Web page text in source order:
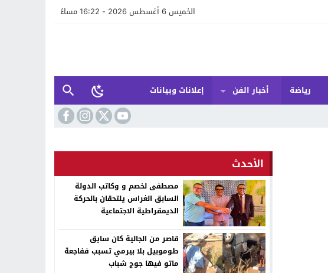
الخميس 6 أغسطس 2026 - 16:22 مساءً
رياضة أخبار الفن
إعلانات وبيانات
الأحدث
مصطفى لخصم و وكاتب الدولة
السابق الغراس يلتحقان بالحركة
الديمقراطية الاجتماعية
قاصر من الجالية كان سايق
طوموبيل بلا بيرمي تسبب ففاجعة
ماتو فيها جوج شباب